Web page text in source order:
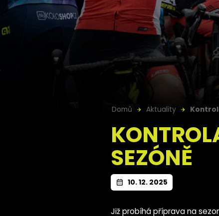
Domů Aktuality
SEZÓNĚ
10. 12. 2025
Již probíhá příprava na